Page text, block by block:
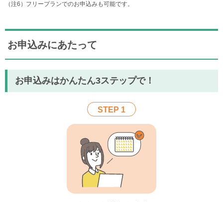
フリープランでのお申込みも可能です。
お申込みにあたって
お申込みはかんたん3ステップで！
STEP 1